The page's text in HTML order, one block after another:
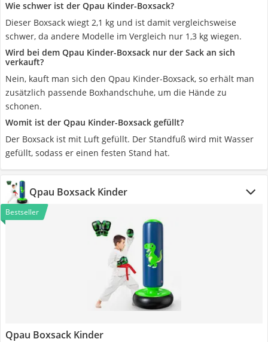
Wie schwer ist der Qpau Kinder-Boxsack?
Dieser Boxsack wiegt 2,1 kg und ist damit vergleichsweise
schwer, da andere Modelle im Vergleich nur 1,3 kg wiegen.
Wird bei dem Qpau Kinder-Boxsack nur der Sack an sich
verkauft?
Nein, kauft man sich den Qpau Kinder-Boxsack, so erhält man
zusätzlich passende Boxhandschuhe, um die Hände zu
schonen.
Womit ist der Qpau Kinder-Boxsack gefüllt?
Der Boxsack ist mit Luft gefüllt. Der Standfuß wird mit Wasser
gefüllt, sodass er einen festen Stand hat.
Qpau Boxsack Kinder
Bestseller
Qpau Boxsack Kinder